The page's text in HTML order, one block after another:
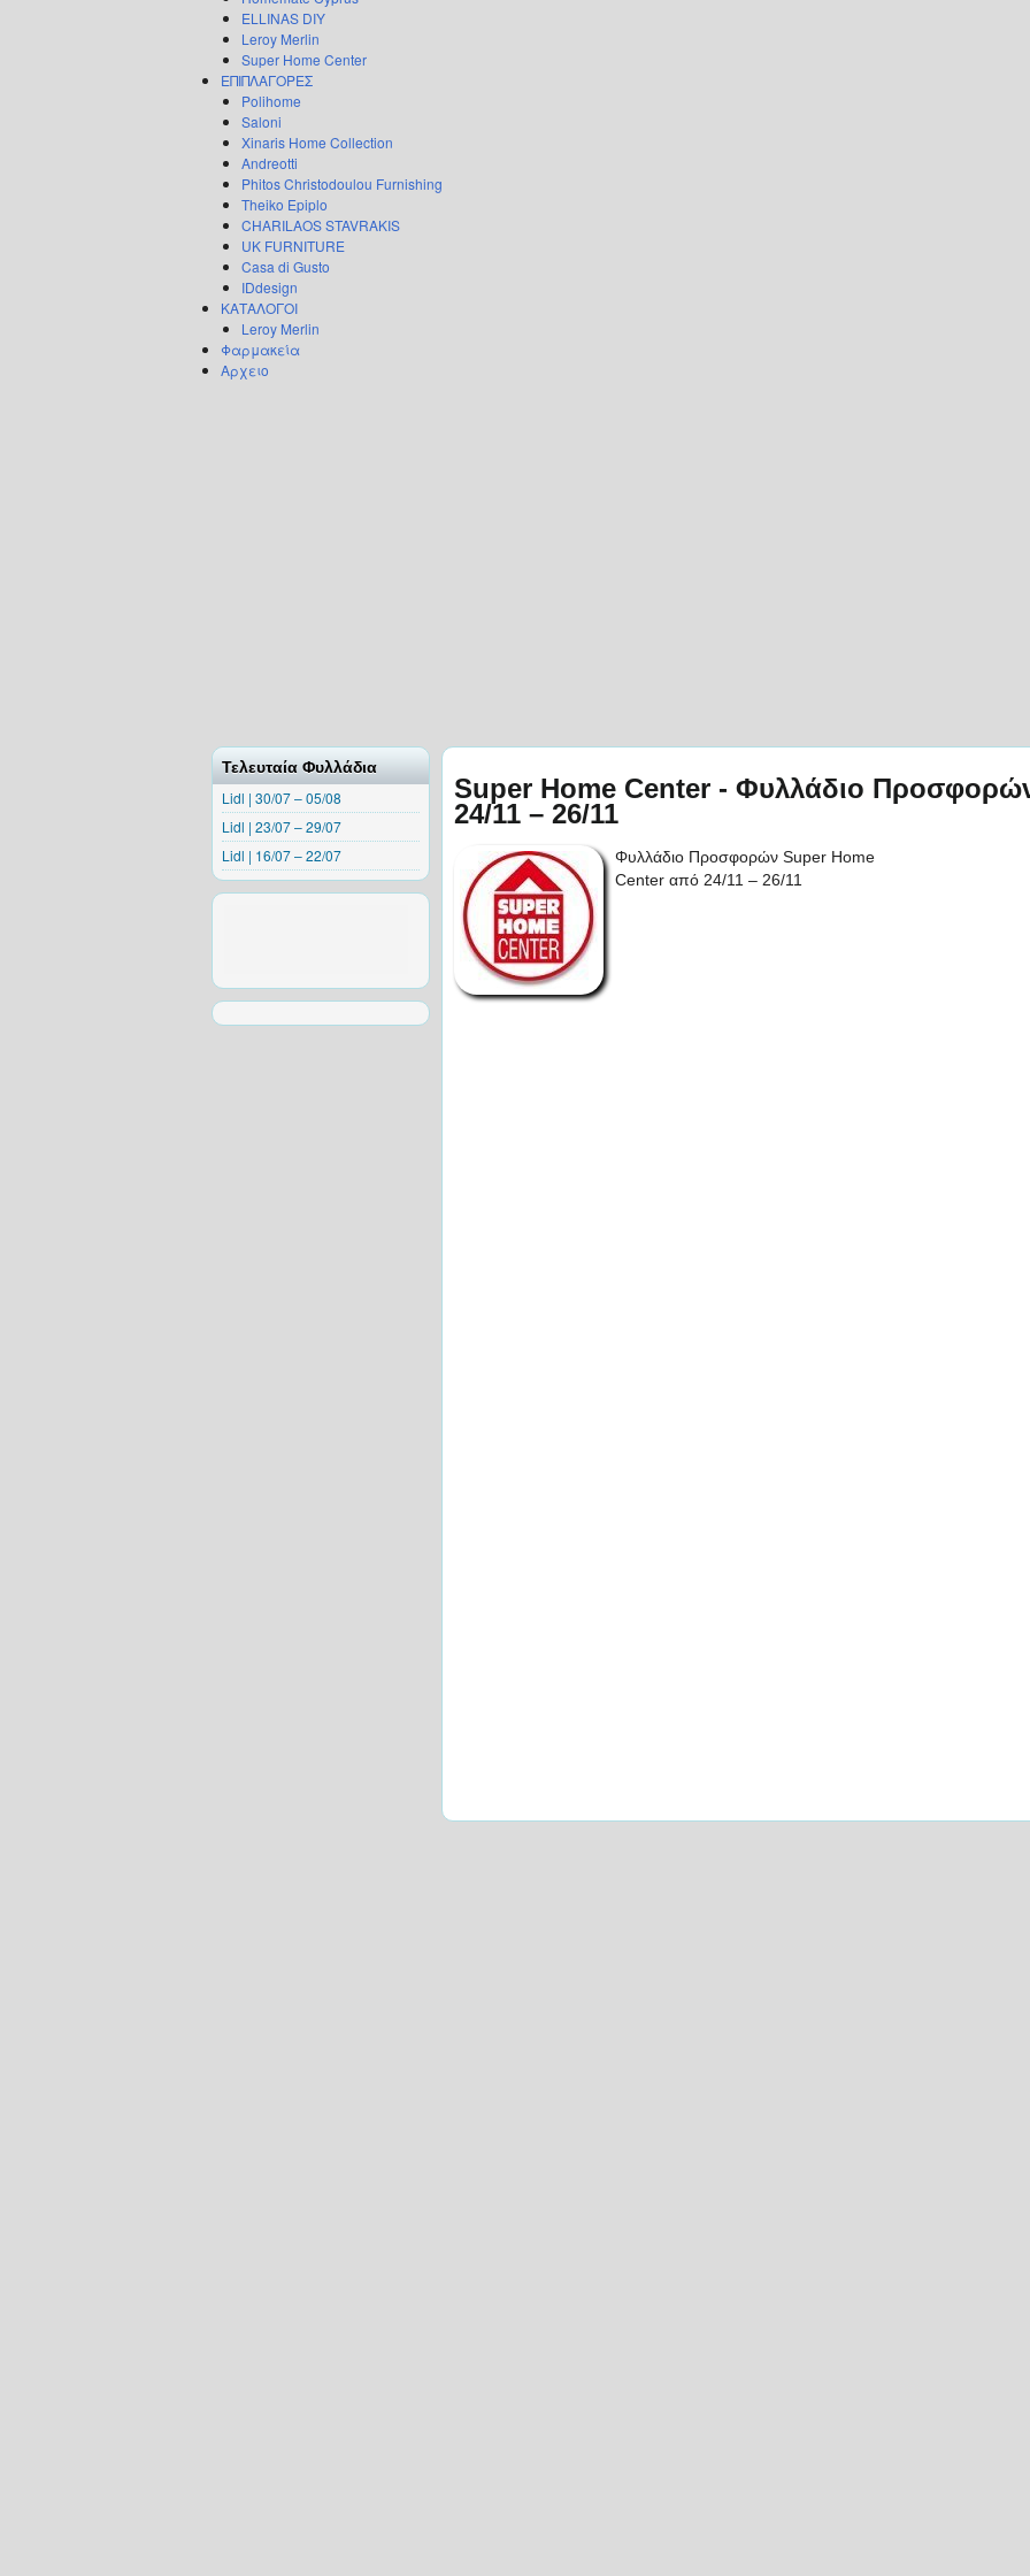
ELLINAS DIY
Leroy Merlin
Super Home Center
ΕΠΙΠΛΑΓΟΡΕΣ
Polihome
Saloni
Xinaris Home Collection
Andreotti
Phitos Christodoulou Furnishing
Theiko Epiplo
CHARILAOS STAVRAKIS
UK FURNITURE
Casa di Gusto
IDdesign
ΚΑΤΑΛΟΓΟΙ
Leroy Merlin
Φαρμακεία
Αρχειο
Τελευταία Φυλλάδια
Lidl | 30/07 – 05/08
Lidl | 23/07 – 29/07
Lidl | 16/07 – 22/07
Super Home Center - Φυλλάδιο
24/11 – 26/11
Φυλλάδιο Προσφορών Super Home
Center από 24/11 – 26/11